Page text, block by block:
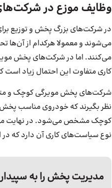
وظایف موزع در
در شرکت‌های بزرگ پخش و توزیع
می‌شوند و معمولا هرکدام از آن‌ها
می‌کنند. اما در شرکت‌های پخش
کاری متفاوت این احتمال زیاد است
شرکت‌های پخش مویرگی کوچک و
کوچک مشخص می‌شود. در نهایت
نوع سیاست‌های کاری آن دارد که
مدیریت پخش را به